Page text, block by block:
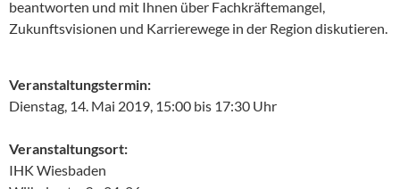
beantworten und mit Ihnen über Fachkräftemangel,
Zukunftsvisionen und Karrierewege in der Region diskutieren.
Veranstaltungstermin:
Dienstag, 14. Mai 2019, 15:00 bis 17:30 Uhr
Veranstaltungsort:
IHK Wiesbaden